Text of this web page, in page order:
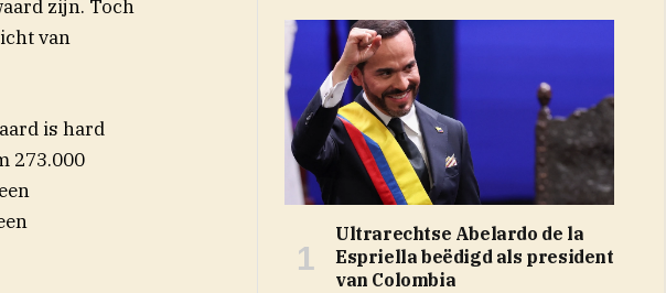
zijn. Toch
(opent in nieuw venster)
van
is hard
273.000
Ultrarechtse Abelardo de la
Espriella beëdigd als president
van Colombia